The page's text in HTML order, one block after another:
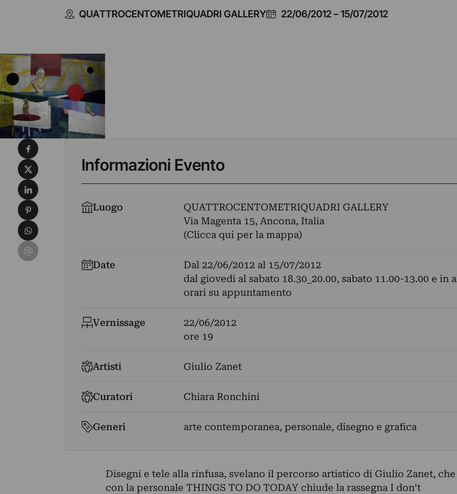
QUATTROCENTOMETRIQUADRI GALLERY 22/06/2012–15/07/2012
Informazioni Evento
Luogo
QUATTROCENTOMETRIQUADRI GALLERY
Via Magenta 15, Ancona, Italia
(Clicca qui per la mappa)
Date Dal 22/06/2012 al 15/07/2012
dal giovedì al sabato 18.30_20.00, sabato 11.00-13.00 e in
orari su appuntamento
Vernissage
22/06/2012
ore 19
Artisti Giulio Zanet
Curatori Chiara Ronchini
Generi arte contemporanea, personale, disegno e grafica
Disegni e tele alla rinfusa, svelano il percorso artistico di Giulio Zanet, che
con la personale THINGS TO DO TODAY chiude la rassegna I don’t
Condividi su Facebook
Condividi su X
Condividi su LinkedIn
Condividi su Pinterest
Condividi su WhatsApp
Condividi su Email